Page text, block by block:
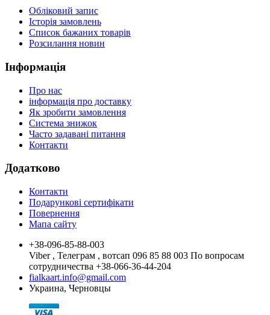
Обліковий запис
Історія замовлень
Список бажаних товарів
Розсилання новин
Інформація
Про нас
інформація про доставку
Як зробити замовлення
Система знижок
Часто задавані питання
Контакти
Додатково
Контакти
Подарункові сертифікати
Повернення
Мапа сайту
+38-096-85-88-003
Viber , Телеграм , вотсап 096 85 88 003 По вопросам
сотрудничества +38-066-36-44-204
fialkaart.info@gmail.com
Украина, Черновцы